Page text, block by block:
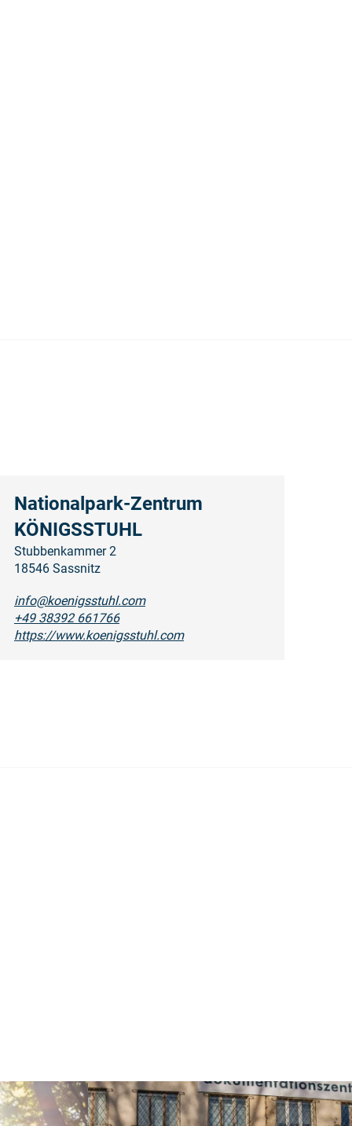
Nationalpark-Zentrum
KÖNIGSSTUHL
Stubbenkammer 2
18546 Sassnitz
info@koenigsstuhl.com
+49 38392 661766
https://www.koenigsstuhl.com
Weiterlesen: "Waldbaden: Shinrin Yoku"